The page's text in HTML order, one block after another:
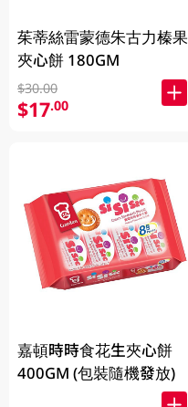
茱蒂絲雷蒙德朱古力榛果
夾心餅 180GM
$30.00
$17.00
嘉頓時時食花生夾心餅
400GM (包裝隨機發放)